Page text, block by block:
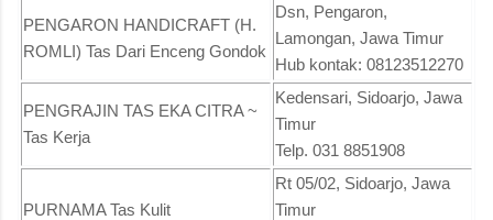
PENGARON HANDICRAFT (H.
ROMLI) Tas Dari Enceng Gondok
Dsn, Pengaron,
Lamongan, Jawa Timur
Hub kontak: 08123512270
PENGRAJIN TAS EKA CITRA ~
Tas Kerja
Kedensari, Sidoarjo, Jawa
Timur
Telp. 031 8851908
PURNAMA Tas Kulit
Rt 05/02, Sidoarjo, Jawa
Timur